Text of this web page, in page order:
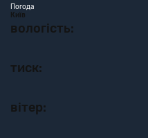
Погода
Київ
вологість:
тиск:
вітер: